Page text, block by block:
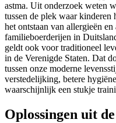
astma. Uit onderzoek weten
tussen de plek waar kinderen
het ontstaan van allergieën
familieboerderijen in
geldt ook voor traditioneel
in de Verenigde Staten. Dat
tussen onze moderne
verstedelijking, betere
waarschijnlijk een stukje
Oplossingen uit